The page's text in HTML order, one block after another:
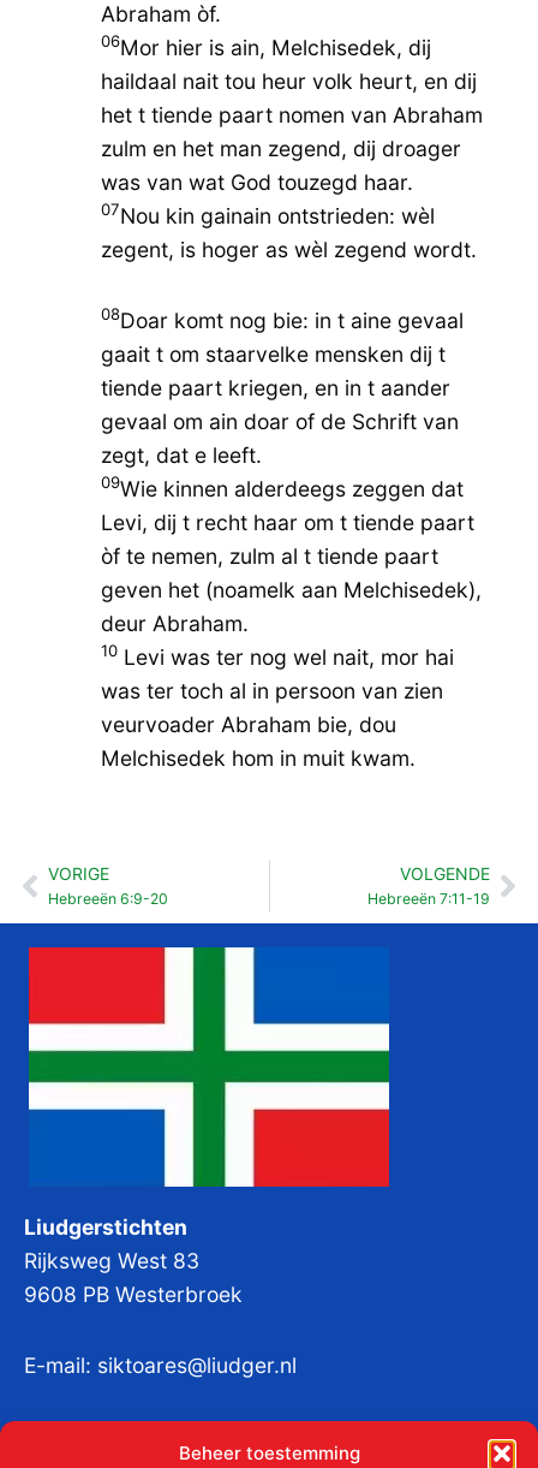
Beheer toestemming
Abraham òf.
06Mor hier is ain, Melchisedek, dij
haildaal nait tou heur volk heurt, en dij
het t tiende paart nomen van Abraham
zulm en het man zegend, dij droager
was van wat God touzegd haar.
07Nou kin gainain ontstrieden: wèl
zegent, is hoger as wèl zegend wordt.
08Doar komt nog bie: in t aine gevaal
gaait t om staarvelke mensken dij t
tiende paart kriegen, en in t aander
gevaal om ain doar of de Schrift van
zegt, dat e leeft.
09Wie kinnen alderdeegs zeggen dat
Levi, dij t recht haar om t tiende paart
òf te nemen, zulm al t tiende paart
geven het (noamelk aan Melchisedek),
deur Abraham.
10Levi was ter nog wel nait, mor hai
was ter toch al in persoon van zien
veurvoader Abraham bie, dou
Melchisedek hom in muit kwam.
Vorige
VORIGE
Hebreeën 6:9-20
VOLGENDE
Hebreeën 7:11-19
Liudgerstichten
Rijksweg West 83
9608 PB Westerbroek
E-mail: siktoares@liudger.nl